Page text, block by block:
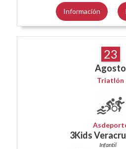
Información
23
Agosto
Triatlón
3Kids
Infantil